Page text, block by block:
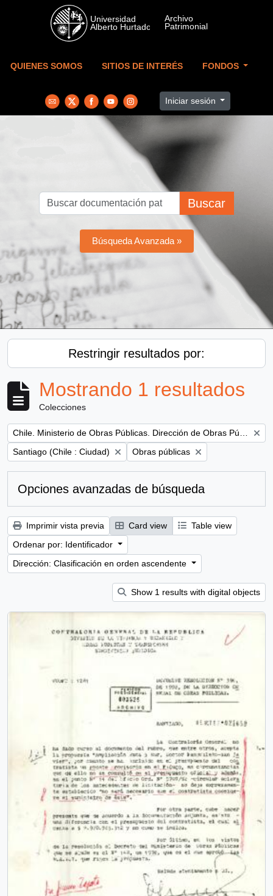
Skip to main content
QUIENES SOMOS SITIOS DE INTERÉS FONDOS
Iniciar sesión
Buscar
Búsqueda Avanzada »
Restringir resultados por:
Mostrando 1 resultados
Colecciones
Remove filter:
Remove filter:
Santiago (Chile : Ciudad) Remove filter:
Obras públicas
Opciones avanzadas de búsqueda
Imprimir vista previa Card view
Table view
Ordenar por: Identificador
Dirección: Clasificación en orden ascendente
Show 1 results with digital objects